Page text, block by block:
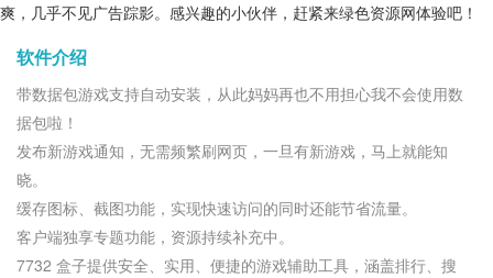
爽，几乎不见广告踪影。感兴趣的小伙伴，赶紧来绿色资源网体验吧！
软件介绍
带数据包游戏支持自动安装，从此妈妈再也不用担心我不会使用数
据包啦！
发布新游戏通知，无需频繁刷网页，一旦有新游戏，马上就能知
晓。
缓存图标、截图功能，实现快速访问的同时还能节省流量。
客户端独享专题功能，资源持续补充中。
7732 盒子提供安全、实用、便捷的游戏辅助工具，涵盖排行、搜